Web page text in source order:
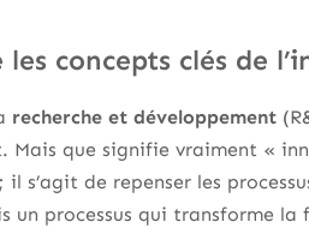
concepts clés de
recherche et développement
Mais que signifie vraiment «
s’agit de repenser les
un processus qui transforme la